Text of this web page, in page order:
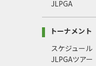
JLPGA
トーナメント
スケジュール
JLPGAツアー